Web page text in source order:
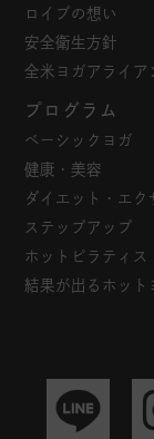
ロイブの想い
安全衛生方針
全米ヨガアライア
プログラム
ベーシックヨガ
健康・美容
ダイエット・エク
ステップアップ
ホットピラティス
結果が出るホット